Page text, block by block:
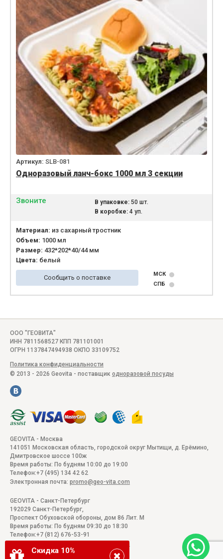
Артикул: SLB-081
Одноразовый ланч-бокс 1000 мл 3 секции
Звоните В упаковке:50 шт.
В коробке:4 уп.
Материал: из сахарный тростник
Объем: 1000 мл
Размер: 432*202*40/44 мм
Цвета: белый
Сообщить о поставке
МСК
СПБ
Скидка 10%
ООО "ГЕОВИТА"
ИНН 7811568527 КПП 781101001
ОГРН 1137847494938 ОКПО 33109752
Политика конфиденциальности
© 2013 - 2026 Geovita - поставщик одноразовой посуды
GEOVITA - Москва
141051 Московская область, городской округ Мытищи, д. Ерёмино
Дмитровское шоссе 100ж
Время работы: По будням 10:00 до 19:00
Телефон:+7 (495) 134 42 62
Электронная почта: promo@geo-vita.com
GEOVITA - Санкт-Петербург
192029 Санкт-Петербург
Проспект Обуховской обороны, дом 86 Лит. М
Время работы: По будням 09:30 до 18:30
Телефон:+7 (812) 676-53-91
promo@geo-vita.com